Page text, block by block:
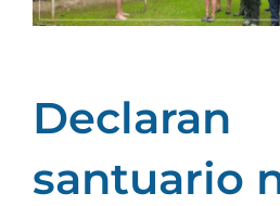
Declaran
santuario